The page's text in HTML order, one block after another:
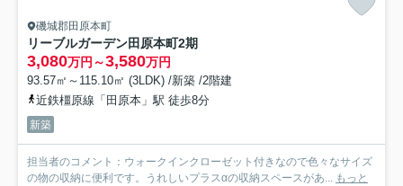
磯城郡田原本町
リーブルガーデン田原本町2期
3,080万円～3,580万円
93.57㎡～115.10㎡ (3LDK) /新築 /2階建
近鉄橿原線「田原本」駅 徒歩8分
新築
担当者のコメント：ウォークインクローゼット付きなので色々なサイズ
の物の収納に便利です。うれしいプラスαの収納スペースがあ... もっと